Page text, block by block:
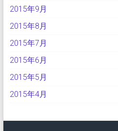
2015年9月
2015年8月
2015年7月
2015年6月
2015年5月
2015年4月